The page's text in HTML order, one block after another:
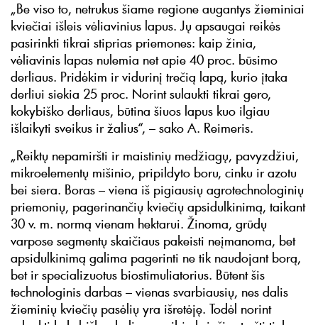
„Be viso to, netrukus šiame regione augantys žieminiai
kviečiai išleis vėliavinius lapus. Jų apsaugai reikės
pasirinkti tikrai stiprias priemones: kaip žinia,
vėliavinis lapas nulemia net apie 40 proc. būsimo
derliaus. Pridėkim ir vidurinį trečią lapą, kurio įtaka
derliui siekia 25 proc. Norint sulaukti tikrai gero,
kokybiško derliaus, būtina šiuos lapus kuo ilgiau
išlaikyti sveikus ir žalius“, – sako A. Reimeris.
„Reiktų nepamiršti ir maistinių medžiagų, pavyzdžiui,
mikroelementų mišinio, pripildyto boru, cinku ir azotu
bei siera. Boras – viena iš pigiausių agrotechnologinių
priemonių, pagerinančių kviečių apsidulkinimą, taikant
30 v. m. normą vienam hektarui. Žinoma, grūdų
varpose segmentų skaičiaus pakeisti neįmanoma, bet
apsidulkinimą galima pagerinti ne tik naudojant borą,
bet ir specializuotus biostimuliatorius. Būtent šis
technologinis darbas – vienas svarbiausių, nes dalis
žieminių kviečių pasėlių yra išretėję. Todėl norint